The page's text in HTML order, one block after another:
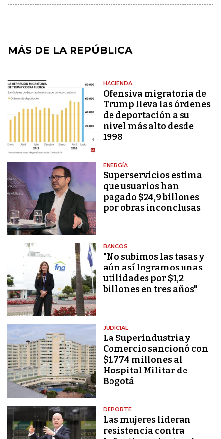
MÁS DE LA REPÚBLICA
HACIENDA
Ofensiva migratoria de
Trump lleva las órdenes
de deportación a su
nivel más alto desde
1998
ENERGÍA
Superservicios estima
que usuarios han
pagado $24,9 billones
por obras inconclusas
BANCOS
"No subimos las tasas y
aún así logramos unas
utilidades por $1,2
billones en tres años"
JUDICIAL
La Superindustria y
Comercio sancionó con
$1.774 millones al
Hospital Militar de
Bogotá
DEPORTE
Las mujeres lideran
resistencia contra